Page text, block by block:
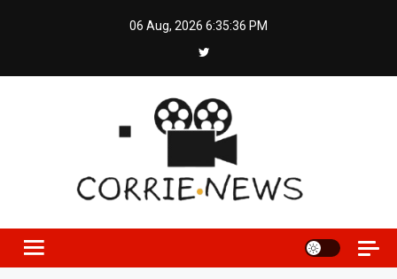
06 Aug, 2026 6:35:36 PM